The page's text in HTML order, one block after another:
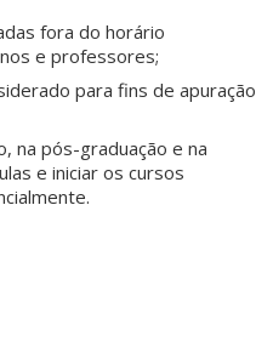
fora do horário
e professores;
para fins de apuração
na pós-graduação e na
e iniciar os cursos